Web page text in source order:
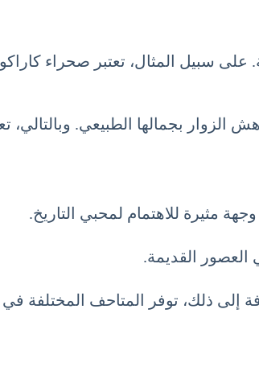
على سبيل المثال، تعتبر صحراء
بجمالها الطبيعي. وبالتالي،
مثيرة للاهتمام لمحبي التاريخ.
العصور القديمة.
ذلك، توفر المتاحف المختلفة في